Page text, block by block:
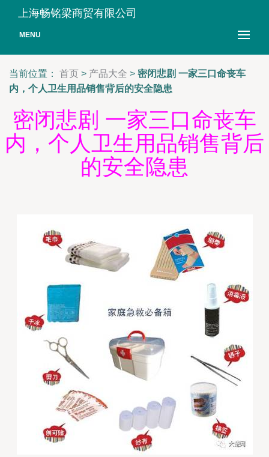
上海畅铭梁商贸有限公司
MENU
当前位置： 首页 > 产品大全 > 密闭悲剧 一家三口命丧车
内，个人卫生用品销售背后的安全隐患
密闭悲剧 一家三口命丧车
内，个人卫生用品销售背后
的安全隐患